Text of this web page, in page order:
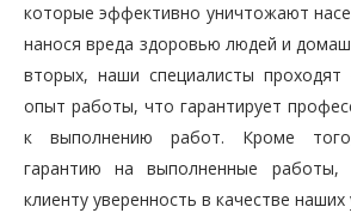
которые эффективно уничтожают
нанося вреда здоровью людей и
вторых, наши специалисты
опыт работы, что гарантирует
к выполнению работ. Кроме
гарантию на выполненные работы,
клиенту уверенность в качестве наших